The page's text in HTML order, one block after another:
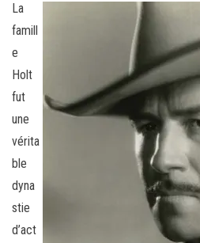
La
famill
e
Holt
fut
une
vérita
ble
dyna
stie
d’act